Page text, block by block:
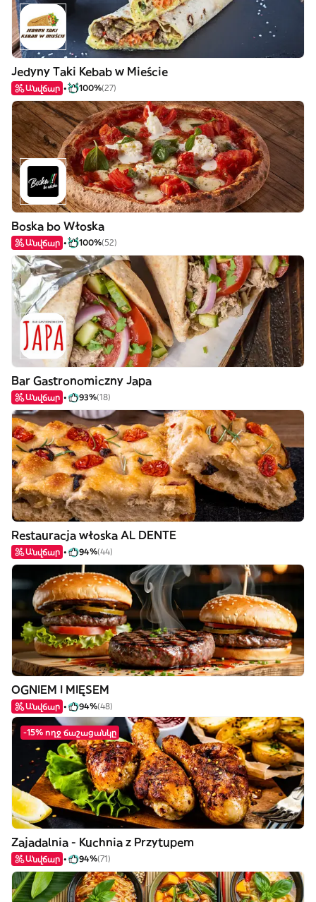
Jedyny Taki Kebab w Mieście
Անվճար 100%(27)
Boska bo Włoska
Անվճար 100%(52)
Bar Gastronomiczny Japa
Անվճար 93%(18)
Restauracja włoska AL DENTE
Անվճար 94%(44)
OGNIEM I MIĘSEM
Անվճար 94%(48)
-15% ողջ ճաշացանկը
Zajadalnia - Kuchnia z Przytupem
Անվճար 94%(71)